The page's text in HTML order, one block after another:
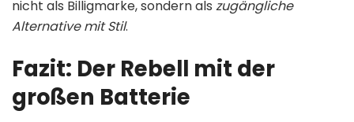
nicht als Billigmarke, sondern als zugängliche
Alternative mit Stil.
Fazit: Der Rebell mit der
großen Batterie